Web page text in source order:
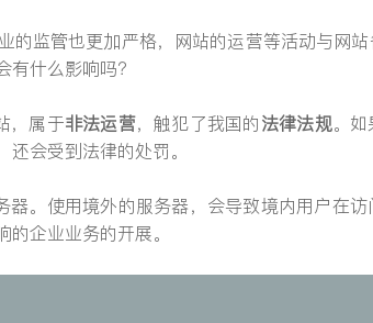
的监管也更加严格，网站的运营等活动与网
什么影响吗？
，属于非法运营，触犯了我国的法律法规。如
会受到法律的处罚。
。使用境外的服务器，会导致境内用户在
企业业务的开展。